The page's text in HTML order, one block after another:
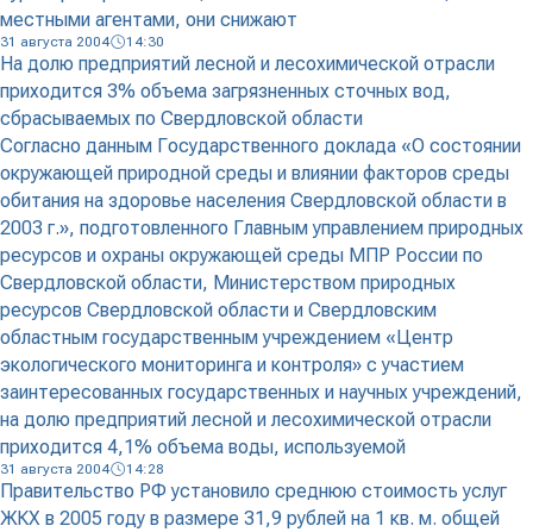
местными агентами, они снижают
31 августа 2004 14:30
На долю предприятий лесной и лесохимической отрасли
приходится 3% объема загрязненных сточных вод,
сбрасываемых по Свердловской области
Согласно данным Государственного доклада «О состоянии
окружающей природной среды и влиянии факторов среды
обитания на здоровье населения Свердловской области в
2003 г.», подготовленного Главным управлением природных
ресурсов и охраны окружающей среды МПР России по
Свердловской области, Министерством природных
ресурсов Свердловской области и Свердловским
областным государственным учреждением «Центр
экологического мониторинга и контроля» с участием
заинтересованных государственных и научных учреждений,
на долю предприятий лесной и лесохимической отрасли
приходится 4,1% объема воды, используемой
31 августа 2004 14:28
Правительство РФ установило среднюю стоимость услуг
ЖКХ в 2005 году в размере 31,9 рублей на 1 кв. м. общей